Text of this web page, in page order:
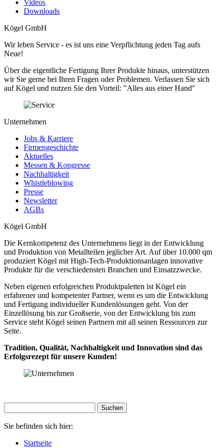
Videos
Downloads
Kögel GmbH
Wir leben Service - es ist uns eine Verpflichtung jeden Tag aufs
Neue!
Über die eigentliche Fertigung Ihrer Produkte hinaus, unterstützen
wir Sie gerne bei Ihren Fragen oder Problemen. Verlassen Sie sich
auf Kögel und nutzen Sie den Vorteil: "Alles aus einer Hand"
Unternehmen
Jobs & Karriere
Firmengeschichte
Aktuelles
Messen & Kongresse
Nachhaltigkeit
Whistleblowing
Presse
Newsletter
AGBs
Kögel GmbH
Die Kernkompetenz des Unternehmens liegt in der Entwicklung
und Produktion von Metallteilen jeglicher Art. Auf über 10.000 qm
produziert Kögel mit High-Tech-Produktionsanlagen innovative
Produkte für die verschiedensten Branchen und Einsatzzwecke.
Neben eigenen erfolgreichen Produktpaletten ist Kögel ein
erfahrener und kompetenter Partner, wenn es um die Entwicklung
und Fertigung individueller Kundenlösungen geht. Von der
Einzellösung bis zur Großserie, von der Entwicklung bis zum
Service steht Kögel seinen Partnern mit all seinen Ressourcen zur
Seite.
Tradition, Qualität, Nachhaltigkeit und Innovation sind das
Erfolgsrezept für unsere Kunden!
Sie befinden sich hier:
Startseite